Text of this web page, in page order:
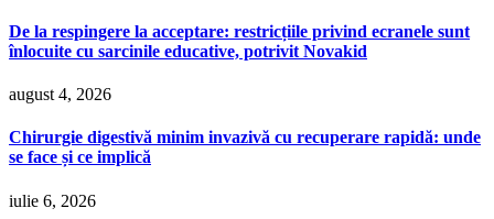
De la respingere la acceptare: restricțiile privind ecranele sunt
înlocuite cu sarcinile educative, potrivit Novakid
august 4, 2026
Chirurgie digestivă minim invazivă cu recuperare rapidă: unde
se face și ce implică
iulie 6, 2026